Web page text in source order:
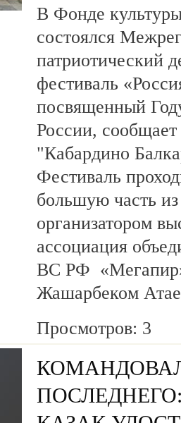
В Фонде
состоялся
патриотический
фестиваль
посвященный
России,
"Кабардино
Фестиваль
большую часть
организатором
ассоциация
ВС РФ «Мегапир»
Жашарбеком
Просмотров: 3